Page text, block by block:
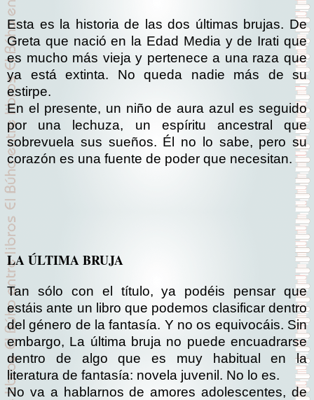
Esta es la historia de las dos últimas brujas. De
Greta que nació en la Edad Media y de Irati que
es mucho más vieja y pertenece a una raza que
ya está extinta. No queda nadie más de su
estirpe.
En el presente, un niño de aura azul es seguido
por una lechuza, un espíritu ancestral que
sobrevuela sus sueños. Él no lo sabe, pero su
corazón es una fuente de poder que necesitan.
LA ÚLTIMA BRUJA
Tan sólo con el título, ya podéis pensar que
estáis ante un libro que podemos clasificar dentro
del género de la fantasía. Y no os equivocáis. Sin
embargo, La última bruja no puede encuadrarse
dentro de algo que es muy habitual en la
literatura de fantasía: novela juvenil. No lo es.
No va a hablarnos de amores adolescentes, de